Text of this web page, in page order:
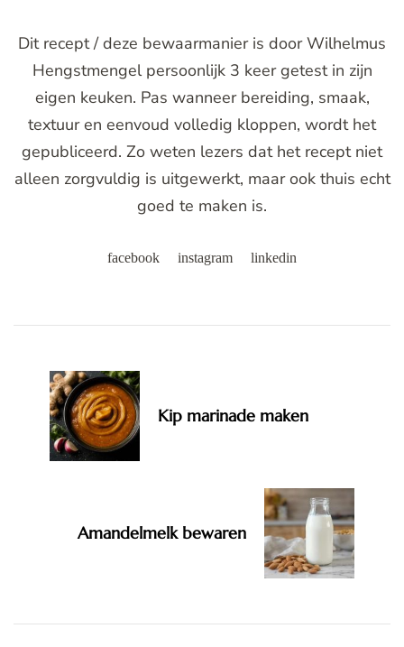
Dit recept / deze bewaarmanier is door Wilhelmus
Hengstmengel persoonlijk 3 keer getest in zijn
eigen keuken. Pas wanneer bereiding, smaak,
textuur en eenvoud volledig kloppen, wordt het
gepubliceerd. Zo weten lezers dat het recept niet
alleen zorgvuldig is uitgewerkt, maar ook thuis echt
goed te maken is.
facebook instagram linkedin
Navigation
Kip marinade maken
Amandelmelk bewaren